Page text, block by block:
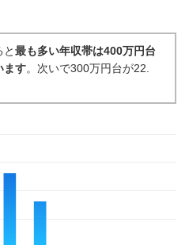
最も多い年収帯は400万円台
ます。次いで300万円台が22.